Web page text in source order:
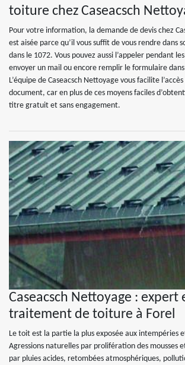
toiture chez Caseacsch
Pour votre information, la demande de devis chez
est aisée parce qu’il vous suffit de vous rendre dans
dans le 1072. Vous pouvez aussi l’appeler pendant
envoyer un mail ou encore remplir le formulaire
L’équipe de Caseacsch Nettoyage vous facilite
document, car en plus de ces moyens faciles
titre gratuit et sans engagement.
Caseacsch Nettoyage : expert
traitement de toiture à Forel
Le toit est la partie la plus exposée aux intempéries
Agressions naturelles par prolifération des mousses
par pluies acides, retombées atmosphériques,